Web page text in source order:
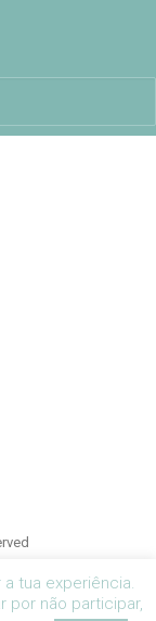
tua experiência.
por não participar,